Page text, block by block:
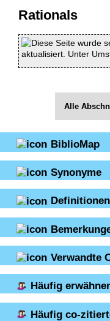
Rationals
Diese Seite wurde
aktualisiert. Unter
Alle
BiblioMap
Synonyme
Definitionen
Verwandte
Häufig
Häufig co-